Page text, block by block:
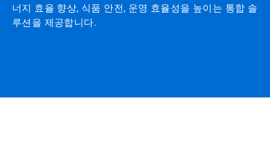
너지 효율 향상, 식품 안전, 운영 효율성을 높이는 통합 솔
루션을 제공합니다.